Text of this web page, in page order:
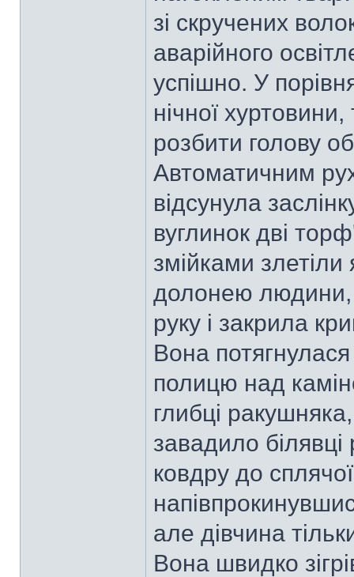
зі скручених
аварійного
успішно. У
нічної
розбити голову
Автоматичним
відсунула
вуглинок дві
змійками
долонею людини,
руку і закрила
Вона
полицю над
глибці
завадило білявці
ковдру до
але дівчина
Вона швидко